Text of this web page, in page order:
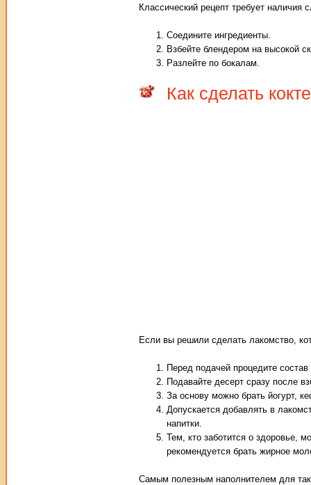
Классический рецепт требует наличия
Соедините ингредиенты.
Взбейте блендером на высокой
Разлейте по бокалам.
Как сделать
Если вы решили сделать лакомство,
Перед подачей процедите
Подавайте десерт сразу после
За основу можно брать йогурт,
Допускается добавлять в
напитки.
Тем, кто заботится о здоровье,
рекомендуется брать жирное
Самым полезным наполнителем для